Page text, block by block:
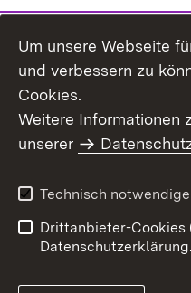
Benutzungshinweise
Um unsere Webseite
und verbessern zu
Cookies.
Weitere Informationen
unserer
Technisch
Drittanbieter-Cookies